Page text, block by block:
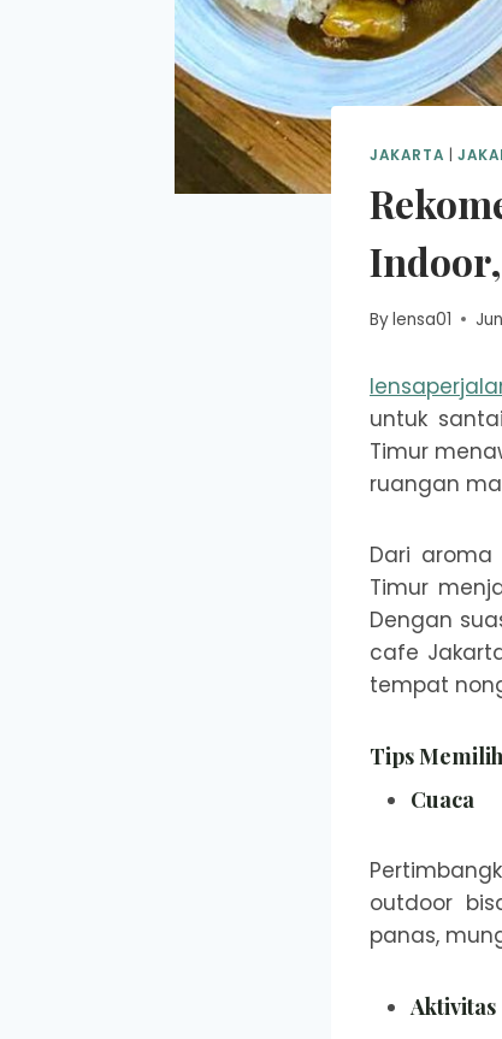
JAKARTA
Bylensa01
untuk
Timur
ruangan
Dari
Timur
Dengan
cafe
tempat
Tips
Cuaca
outdoor
panas,
Aktivitas